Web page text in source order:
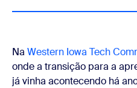
Na Western Iowa Tech
onde a transição para a
já vinha acontecendo há